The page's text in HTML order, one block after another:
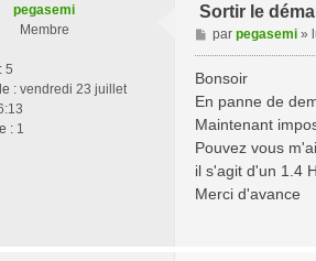
pegasemi
Membre
5
: vendredi 23 juillet
: 1
Sortir le
M
e
s
g
e
par pegasemi»
Bonsoir
En panne de
Maintenant
Pouvez vous
il s'agit d'un 1.4
Merci d'avance